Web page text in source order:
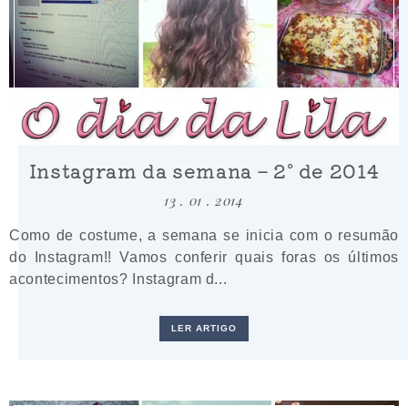
Instagram da semana – 2º de 2014
13 . 01 . 2014
Como de costume, a semana se inicia com o resumão
do Instagram!! Vamos conferir quais foras os últimos
acontecimentos? Instagram d...
LER ARTIGO